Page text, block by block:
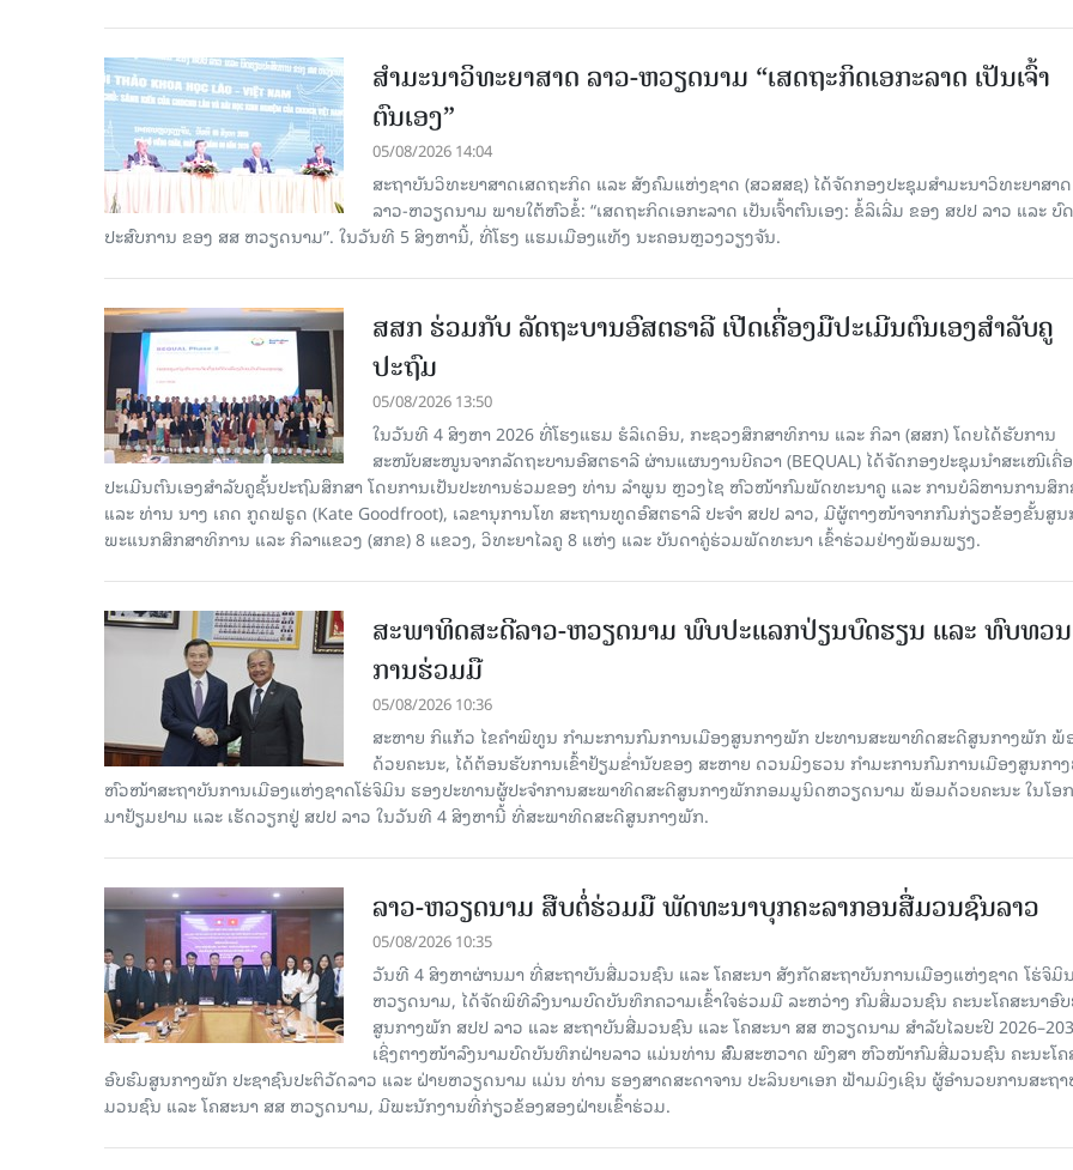
ສຳມະນາວິທະຍາສາດ ລາວ-ຫວຽດນາມ “ເສດຖະກິດເອກະລາດ ເປັນເຈົ້າ
ຕົນເອງ”
05/08/2026 14:04
ສະຖາບັນວິທະຍາສາດເສດຖະກິດ ແລະ ສັງຄົມແຫ່ງຊາດ (ສວສສຊ) ໄດ້ຈັດກອງປະຊຸມສຳມະນາວິທະຍາສາດ
ລາວ-ຫວຽດນາມ ພາຍໃຕ້ຫົວຂໍ້: “ເສດຖະກິດເອກະລາດ ເປັນເຈົ້າຕົນເອງ: ຂໍ້ລິເລີ່ມ ຂອງ ສປປ ລາວ ແລະ ບົ
ປະສົບການ ຂອງ ສສ ຫວຽດນາມ”. ໃນວັນທີ 5 ສິງຫານີ້, ທີ່ໂຮງ ແຮມເມືອງແທັງ ນະຄອນຫຼວງວຽງຈັນ.
ສສກ ຮ່ວມກັບ ລັດຖະບານອົສຕຣາລີ ເປີດເຄື່ອງມືປະເມີນຕົນເອງສຳລັບຄູ
ປະຖົມ
05/08/2026 13:50
ໃນວັນທີ 4 ສິງຫາ 2026 ທີ່ໂຮງແຮມ ຮໍລິເດອິນ, ກະຊວງສຶກສາທິການ ແລະ ກິລາ (ສສກ) ໂດຍໄດ້ຮັບການ
ສະໜັບສະໜູນຈາກລັດຖະບານອົສຕຣາລີ ຜ່ານແຜນງານບີຄວາ (BEQUAL) ໄດ້ຈັດກອງປະຊຸມນຳສະເໜີເຄື່
ປະເມີນຕົນເອງສຳລັບຄູຊັ້ນປະຖົມສຶກສາ ໂດຍການເປັນປະທານຮ່ວມຂອງ ທ່ານ ລຳພູນ ຫຼວງໄຊ ຫົວໜ້າກົມພັດທະນາຄູ ແລະ ການບໍລິຫານການສຶກ
ແລະ ທ່ານ ນາງ ເຄດ ກູດຟຣູດ (Kate Goodfroot), ເລຂານຸການໂທ ສະຖານທູດອົສຕຣາລີ ປະຈຳ ສປປ ລາວ, ມີຜູ້ຕາງໜ້າຈາກກົມກ່ຽວຂ້ອງຂັ້ນສູນ
ພະແນກສຶກສາທິການ ແລະ ກິລາແຂວງ (ສກຂ) 8 ແຂວງ, ວິທະຍາໄລຄູ 8 ແຫ່ງ ແລະ ບັນດາຄູ່ຮ່ວມພັດທະນາ ເຂົ້າຮ່ວມຢ່າງພ້ອມພຽງ.
ສະພາທິດສະດີລາວ-ຫວຽດນາມ ພົບປະແລກປ່ຽນບົດຮຽນ ແລະ ທົບທວນ
ການຮ່ວມມື
05/08/2026 10:36
ສະຫາຍ ກິແກ້ວ ໄຂຄໍາພິທູນ ກໍາມະການກົມການເມືອງສູນກາງພັກ ປະທານສະພາທິດສະດີສູນກາງພັກ ພ້
ດ້ວຍຄະນະ, ໄດ້ຕ້ອນຮັບການເຂົ້າຢ້ຽມຂໍ່ານັບຂອງ ສະຫາຍ ດວນມິງຮວນ ກໍາມະການກົມການເມືອງສູນກາ
ຫົວໜ້າສະຖາບັນການເມືອງແຫ່ງຊາດໂຮ່ຈິມິນ ຮອງປະທານຜູ້ປະຈໍາການສະພາທິດສະດີສູນກາງພັກກອມມູນິດຫວຽດນາມ ພ້ອມດ້ວຍຄະນະ ໃນໂອ
ມາຢ້ຽມຢາມ ແລະ ເຮັດວຽກຢູ່ ສປປ ລາວ ໃນວັນທີ 4 ສິງຫານີ້ ທີ່ສະພາທິດສະດີສູນກາງພັກ.
ລາວ-ຫວຽດ​ນາມ ສືບ​ຕໍ່​ຮ່ວມ​ມື ພັດທະນາບຸກຄະລາກອນສື່ມວນຊົນລາວ
05/08/2026 10:35
ວັນທີ 4 ສິງຫາຜ່ານ​ມາ ທີ່ສະຖາບັນສື່ມວນຊົນ ແລະ ໂຄສະນາ ສັງກັດສະຖາບັນການເມືອງແຫ່ງຊາດ ໂຮ່ຈິມິ
ຫວຽດນາມ, ໄດ້ຈັດພິທີລົງນາມບົດບັນທຶກຄວາມເຂົ້າໃຈຮ່ວມມື ລະຫວ່າງ ກົມສື່ມວນຊົນ ຄະນະໂຄສະນາອົ
ສູນກາງພັກ ສປປ ລາວ ແລະ ສະຖາບັນສື່ມວນຊົນ ແລະ ໂຄສະນາ ສສ ຫວຽດນາມ ສໍາລັບໄລຍະປີ
ເຊິ່ງຕາງໜ້າລົງນາມບົດບັນທຶກຝ່າຍລາວ ແມ່ນທ່ານ ສົົມສະຫວາດ ພົງສາ ຫົວໜ້າກົມສື່ມວນຊົນ ຄະນະໂຄ
ອົບຮົມສູນກາງພັກ ປະຊາຊົນປະຕິວັດລາວ ແລະ ຝ່າຍຫວຽດນາມ ແມ່ນ ທ່ານ ຮອງສາດສະດາຈານ ປະລິນຍາເອກ ຟ້າມມິງເຊິນ ຜູ້ອໍານວຍການສະຖ
ມວນຊົນ ແລະ ໂຄສະນາ ສສ ຫວຽດນາມ, ມີ​ພະ​ນັກ​ງານ​ທີ່ກ່ຽວຂ້ອງສອງຝ່າຍເຂົ້າຮ່ວມ.